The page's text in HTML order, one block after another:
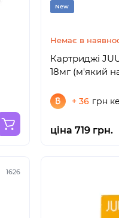
New
Немає в
Картриджі
18мг (м'який
+ 36 грн
ціна 719 грн.
1626